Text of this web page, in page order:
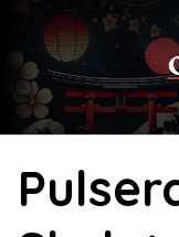
content